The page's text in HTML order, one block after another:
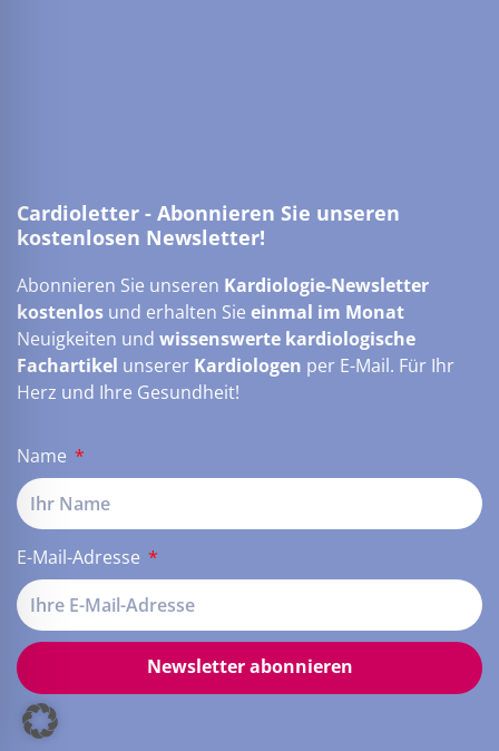
Cardioletter - Abonnieren Sie unseren
kostenlosen Newsletter!
Abonnieren Sie unseren Kardiologie-Newsletter
kostenlos und erhalten Sie einmal im Monat
Neuigkeiten und wissenswerte kardiologische
Fachartikel unserer Kardiologen per E-Mail. Für Ihr
Herz und Ihre Gesundheit!
Name
E-Mail-Adresse
Newsletter abonnieren